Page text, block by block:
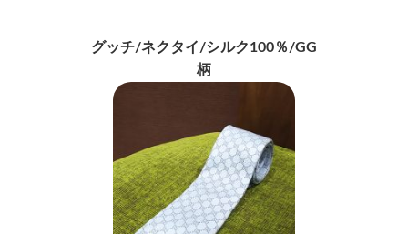
グッチ/ネクタイ/シルク100％/GG
柄